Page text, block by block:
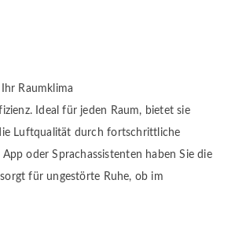
Raumklima
Ideal für jeden Raum, bietet sie
Luftqualität durch fortschrittliche
oder Sprachassistenten haben Sie die
für ungestörte Ruhe, ob im